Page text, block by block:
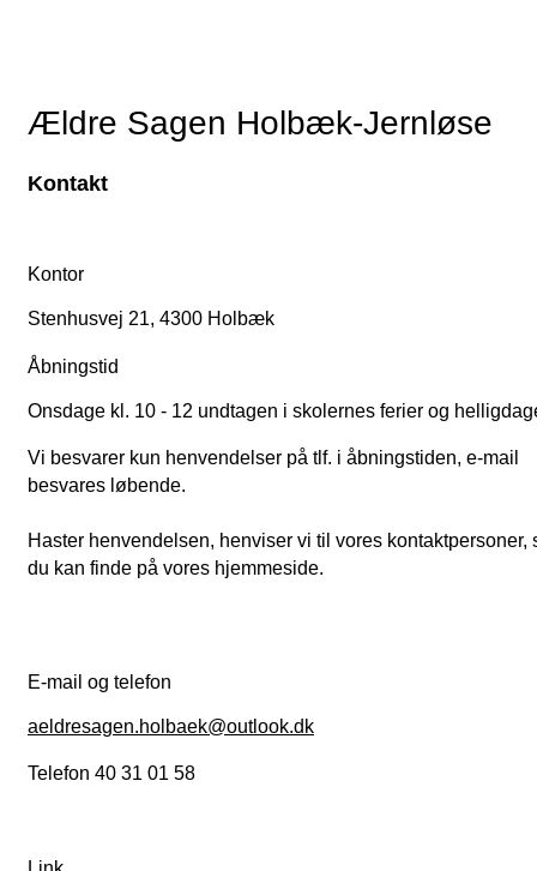
Ældre Sagen Holbæk-Jernløse
Kontakt
Kontor
Stenhusvej 21, 4300 Holbæk
Åbningstid
Onsdage kl. 10 - 12 undtagen i skolernes ferier og
Vi besvarer kun henvendelser på tlf. i åbningstiden, e-mail
besvares løbende.
Haster henvendelsen, henviser vi til vores kontaktpersoner,
du kan finde på vores hjemmeside.
E-mail og telefon
aeldresagen.holbaek@outlook.dk
Telefon 40 31 01 58